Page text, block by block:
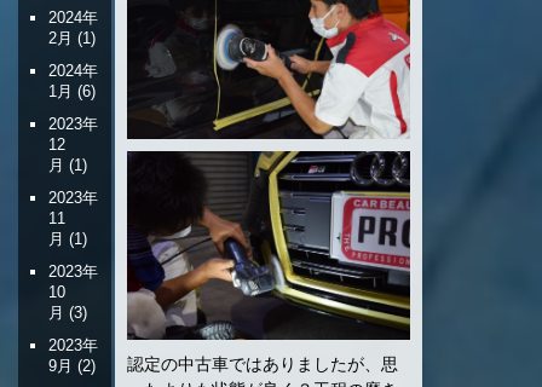
認定の中古車ではありましたが、思
2024年
2月 (1)
2024年
1月 (6)
2023年
12
月 (1)
2023年
11
月 (1)
2023年
10
月 (3)
2023年
9月 (2)